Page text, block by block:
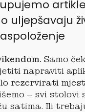
uljepšavaju
Samo
napraviti
rezervirati
– svi stolovi
satima. Ili